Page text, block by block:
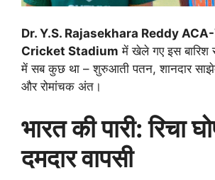
Dr. Y.S. Rajasekhara Reddy
Cricket Stadium में खेले गए इस बारिश
में सब कुछ था – शुरुआती पतन, शानदार
और रोमांचक अंत।
भारत की पारी: रिचा
दमदार वापसी